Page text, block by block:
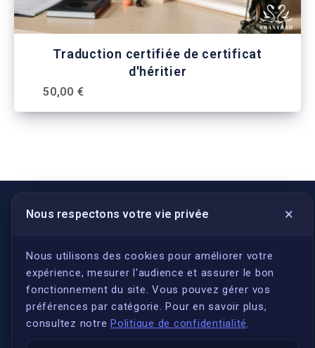
Traduction certifiée de certificat
d'héritier
50,00 €
Nous respectons votre vie privée ×
Nous utilisons des cookies pour améliorer votre
expérience, mesurer l'audience et assurer le bon
fonctionnement du site. Vous pouvez gérer vos
préférences par catégorie. Pour en savoir plus,
consultez notre Politique de confidentialité.
LIENS UTILES
S'inscrire
Qui sommes-nous ?
Conformité
Annuaires des traducteurs assermentés